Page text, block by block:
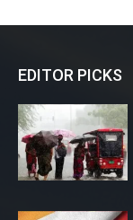
EDITOR PICKS